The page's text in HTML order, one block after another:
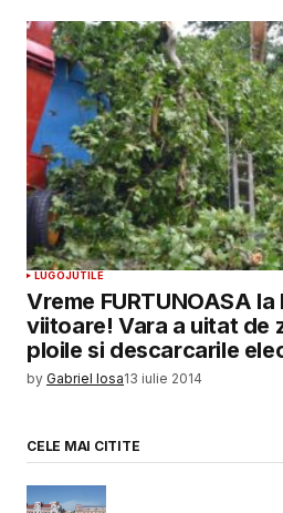
LUGOJUTILE
Vreme FURTUNOASA
viitoare! Vara a uitat de
ploile si descarcarile
by Gabriel Iosa13 iulie 2014
CELE MAI CITITE